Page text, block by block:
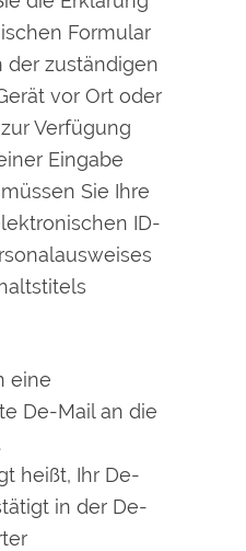
Formular
der zuständigen
vor Ort oder
Verfügung
Eingabe
Sie Ihre
ID-
eine
De-Mail an die
heißt, Ihr De-
in der De-